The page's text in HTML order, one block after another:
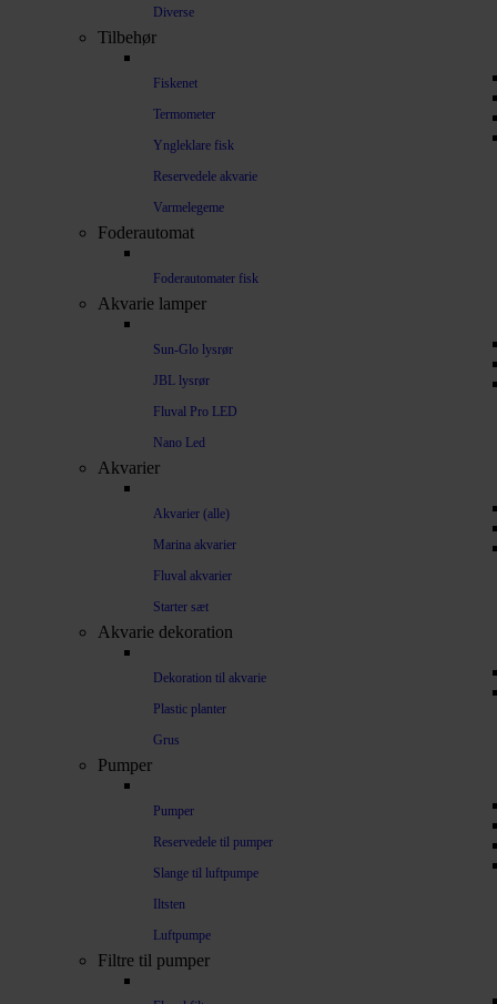
Diverse
Tilbehør
Fiskenet
Termometer
Yngleklare fisk
Reservedele akvarie
Varmelegeme
Foderautomat
Foderautomater fisk
Akvarie lamper
Sun-Glo lysrør
JBL lysrør
Fluval Pro LED
Nano Led
Akvarier
Akvarier (alle)
Marina akvarier
Fluval akvarier
Starter sæt
Akvarie dekoration
Dekoration til akvarie
Plastic planter
Grus
Pumper
Pumper
Reservedele til pumper
Slange til luftpumpe
Iltsten
Luftpumpe
Filtre til pumper